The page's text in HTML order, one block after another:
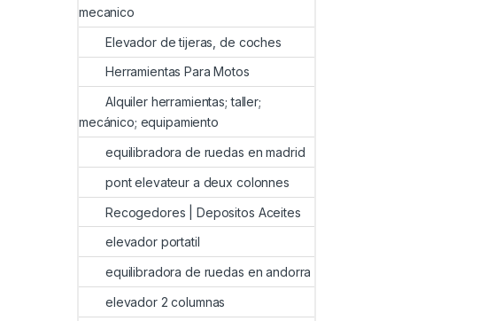
mecanico
Elevador de tijeras, de coches
Herramientas Para Motos
Alquiler herramientas; taller;
mecánico; equipamiento
equilibradora de ruedas en madrid
pont elevateur a deux colonnes
Recogedores | Depositos Aceites
elevador portatil
equilibradora de ruedas en andorra
elevador 2 columnas